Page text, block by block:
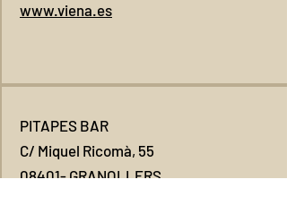
www.viena.es
PITAPES BAR
C/ Miquel Ricomà, 55
08401- GRANOLLERS